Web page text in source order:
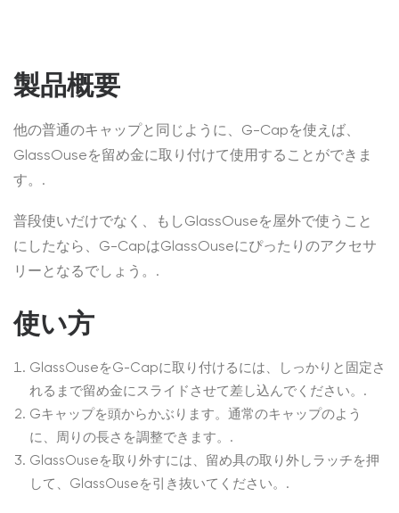
製品概要
他の普通のキャップと同じように、G-Capを使えば、
GlassOuseを留め金に取り付けて使用することができま
す。.
普段使いだけでなく、もしGlassOuseを屋外で使うこと
にしたなら、G-CapはGlassOuseにぴったりのアクセサ
リーとなるでしょう。.
使い方
GlassOuseをG-Capに取り付けるには、しっかりと固定さ
れるまで留め金にスライドさせて差し込んでください。.
Gキャップを頭からかぶります。通常のキャップのよう
に、周りの長さを調整できます。.
GlassOuseを取り外すには、留め具の取り外しラッチを押
して、GlassOuseを引き抜いてください。.